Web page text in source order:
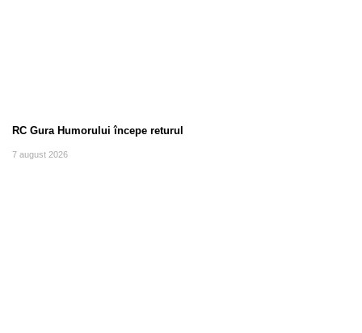
RC Gura Humorului începe returul
7 august 2026